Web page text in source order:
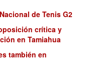
de Tenis G2
crítica y
en Tamiahua
también en